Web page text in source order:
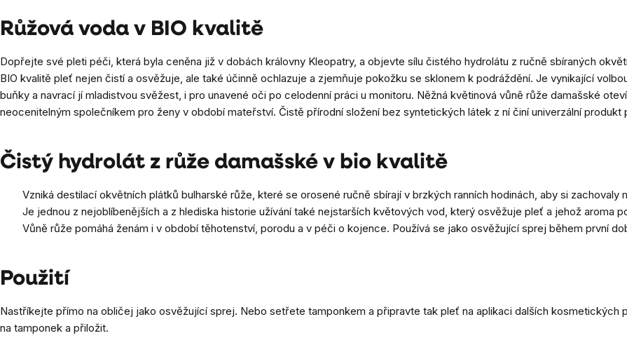
Růžová voda v BIO kvalitě
Dopřejte své pleti péči, která byla ceněna již v dobách královny Kleopatry, a objevte sílu čistého hydrolátu z ručně sbíraných
BIO kvalitě pleť nejen čistí a osvěžuje, ale také účinně ochlazuje a zjemňuje pokožku se sklonem k podráždění. Je vynikající
buňky a navrací jí mladistvou svěžest, i pro unavené oči po celodenní práci u monitoru. Něžná květinová vůně růže damašské
neocenitelným společníkem pro ženy v období mateřství. Čistě přírodní složení bez syntetických látek z ní činí univerzální produkt
Čistý hydrolát z růže damašské v bio kvalitě
Vzniká destilací okvětních plátků bulharské růže, které se orosené ručně sbírají v brzkých ranních hodinách, aby si zachovaly
Je jednou z nejoblíbenějších a z hlediska historie užívání také nejstarších květových vod, který osvěžuje pleť a jehož aroma
Vůně růže pomáhá ženám i v období těhotenství, porodu a v péči o kojence. Používá se jako osvěžující sprej během první
Použití
Nastříkejte přímo na obličej jako osvěžující sprej. Nebo setřete tamponkem a připravte tak pleť na aplikaci dalších kosmetických
na tamponek a přiložit.